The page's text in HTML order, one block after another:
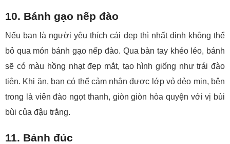
10. Bánh gạo nếp đào
Nếu bạn là người yêu thích cái đẹp thì nhất định không thể
bỏ qua món bánh gạo nếp đào. Qua bàn tay khéo léo, bánh
sẽ có màu hồng nhạt đẹp mắt, tạo hình giống như trái đào
tiên. Khi ăn, bạn có thể cảm nhận được lớp vỏ dẻo mịn, bên
trong là viên đào ngọt thanh, giòn giòn hòa quyện với vị bùi
bùi của đậu trắng.
11. Bánh đúc